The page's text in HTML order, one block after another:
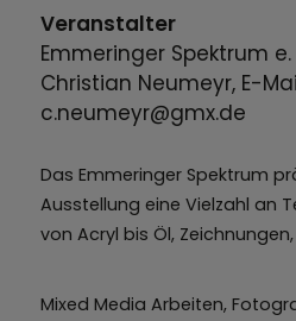
Das Emmeringer Spektrum
Ausstellung eine Vielzahl an
von Acryl bis Öl,
Mixed Media Arbeiten,
Veranstalter
Emmeringer Spektrum
Christian Neumeyr, E-
c.neumeyr@gmx.de